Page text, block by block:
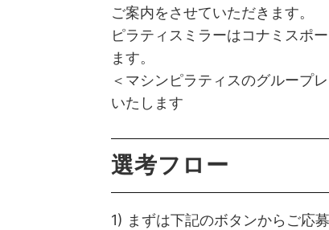
ご案内をさせていただきます。
ピラティスミラーはコナミスポ
ます。
＜マシンピラティスのグループ
いたします
選考フロー
1) まずは下記のボタンからご応募